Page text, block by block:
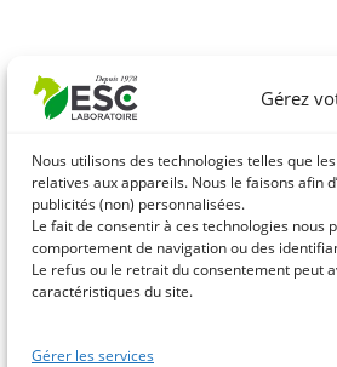
Gérez
Nous utilisons des technologies telles que
relatives aux appareils. Nous le faisons afin
publicités (non) personnalisées.
Le fait de consentir à ces technologies
comportement de navigation ou des
Le refus ou le retrait du consentement peut
caractéristiques du site.
Gérer les services